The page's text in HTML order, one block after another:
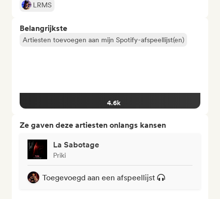
LRMS
Belangrijkste
Artiesten toevoegen aan mijn Spotify-afspeellijst(en)
4.6k
Ze gaven deze artiesten onlangs kansen
La Sabotage
Priki
Toegevoegd aan een afspeellijst